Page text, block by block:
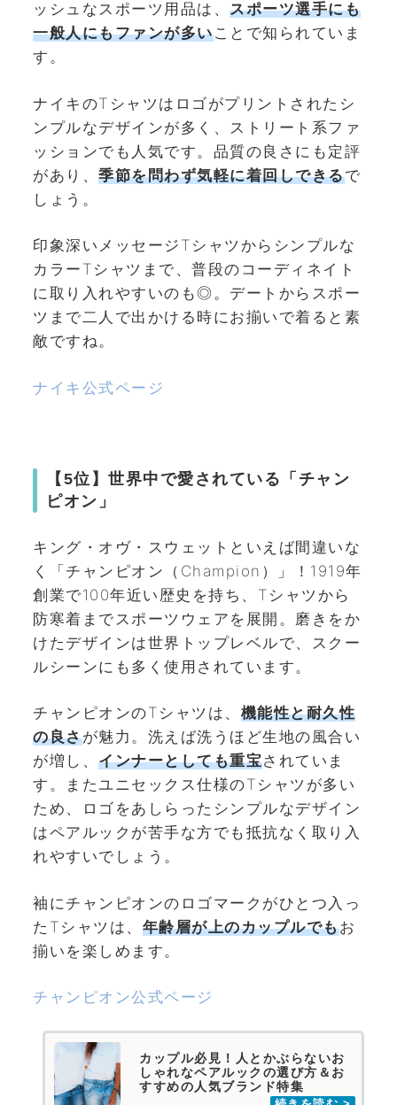
ッシュなスポーツ用品は、 スポーツ選手にも
一般人にもファンが多いことで知られていま
す。
ナイキのTシャツはロゴがプリントされたシ
ンプルなデザインが多く、ストリート系ファ
ッションでも人気です。品質の良さにも定評
があり、 季節を問わず気軽に着回しできるで
しょう。
印象深いメッセージTシャツからシンプルな
カラーTシャツまで、普段のコーディネイト
に取り入れやすいのも◎。デートからスポー
ツまで二人で出かける時にお揃いで着ると素
敵ですね。
ナイキ公式ページ
【5位】世界中で愛されている「チャン
ピオン」
キング・オヴ・スウェットといえば間違いな
く「チャンピオン（Champion）」！1919年
創業で100年近い歴史を持ち、Tシャツから
防寒着までスポーツウェアを展開。磨きをか
けたデザインは世界トップレベルで、スクー
ルシーンにも多く使用されています。
チャンピオンのTシャツは、 機能性と耐久性
の良さが魅力。洗えば洗うほど生地の風合い
が増し、 インナーとしても重宝されていま
す。またユニセックス仕様のTシャツが多い
ため、ロゴをあしらったシンプルなデザイン
はペアルックが苦手な方でも抵抗なく取り入
れやすいでしょう。
袖にチャンピオンのロゴマークがひとつ入っ
たTシャツは、 年齢層が上のカップルでもお
揃いを楽しめます。
チャンピオン公式ページ
カップル必見！人とかぶらないお
しゃれなペアルックの選び方＆お
すすめの人気ブランド特集